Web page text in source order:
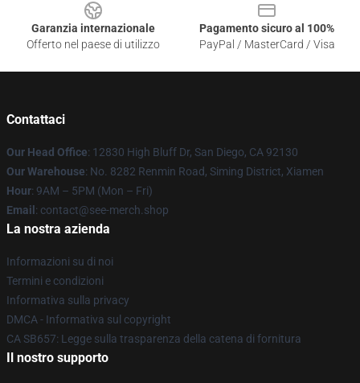
Garanzia internazionale
Offerto nel paese di utilizzo
Pagamento sicuro al 100%
PayPal / MasterCard / Visa
Contattaci
Our Head Office: 12830 High Bluff Dr, San Diego, CA 92130
Our Warehouse: No. 8282 Renmin Road, Siming District, Xiamen
Hour: 9AM – 5PM (Mon – Fri)
Email : contact@see-merch.shop
La nostra azienda
Informazioni su di noi
Termini e condizioni
Informativa sulla privacy
DMCA - Informativa sul copyright
CA SB657: Legge sulla trasparenza della catena di fornitura
Il nostro supporto